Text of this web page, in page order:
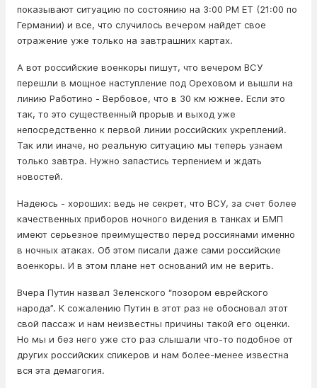
показывают ситуацию по состоянию на 3:00 РМ ЕТ (21:00 по
Германии) и все, что случилось вечером найдет свое
отражение уже только на завтрашних картах.
А вот российские военкоры пишут, что вечером ВСУ
перешли в мощное наступление под Ореховом и вышли на
линию Работино - Вербовое, что в 30 км южнее. Если это
так, то это существенный прорыв и выход уже
непосредственно к первой линии российских укреплений.
Так или иначе, но реальную ситуацию мы теперь узнаем
только завтра. Нужно запастись терпением и ждать
новостей.
Надеюсь - хороших: ведь не секрет, что ВСУ, за счет более
качественных приборов ночного видения в танках и БМП
имеют серьезное преимущество перед россиянами именно
в ночных атаках. Об этом писали даже сами российские
военкоры. И в этом плане нет оснований им не верить.
Вчера Путин назвал Зеленского “позором еврейского
народа”. К сожалению Путин в этот раз не обосновал этот
свой пассаж и нам неизвестны причины такой его оценки.
Но мы и без него уже сто раз слышали что-то подобное от
других российских спикеров и нам более-менее известна
вся эта демагогия.